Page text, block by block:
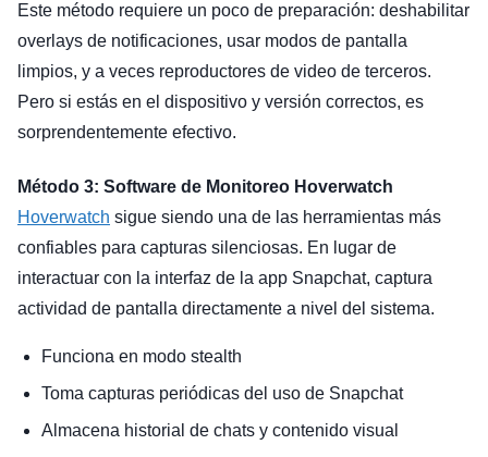
Este método requiere un poco de preparación: deshabilitar
overlays de notificaciones, usar modos de pantalla
limpios, y a veces reproductores de video de terceros.
Pero si estás en el dispositivo y versión correctos, es
sorprendentemente efectivo.
Método 3: Software de Monitoreo Hoverwatch
Hoverwatch sigue siendo una de las herramientas más
confiables para capturas silenciosas. En lugar de
interactuar con la interfaz de la app Snapchat, captura
actividad de pantalla directamente a nivel del sistema.
Funciona en modo stealth
Toma capturas periódicas del uso de Snapchat
Almacena historial de chats y contenido visual